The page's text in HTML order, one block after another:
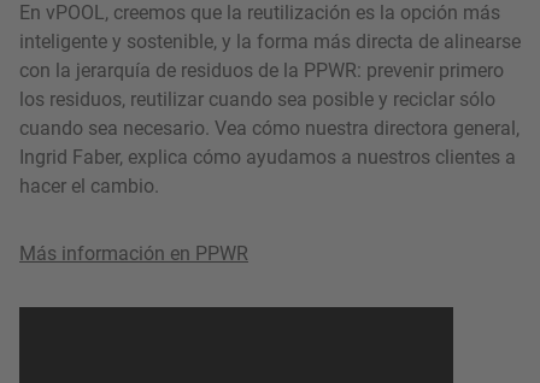
En vPOOL, creemos que la reutilización es la opción más
inteligente y sostenible, y la forma más directa de alinearse
con la jerarquía de residuos de la PPWR: prevenir primero
los residuos, reutilizar cuando sea posible y reciclar sólo
cuando sea necesario. Vea cómo nuestra directora general,
Ingrid Faber, explica cómo ayudamos a nuestros clientes a
hacer el cambio.
Más información en PPWR